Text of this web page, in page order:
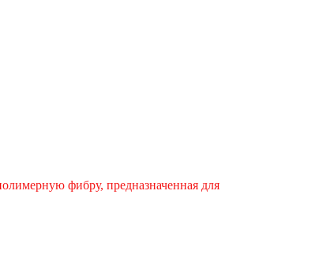
фибру, предназначенная для